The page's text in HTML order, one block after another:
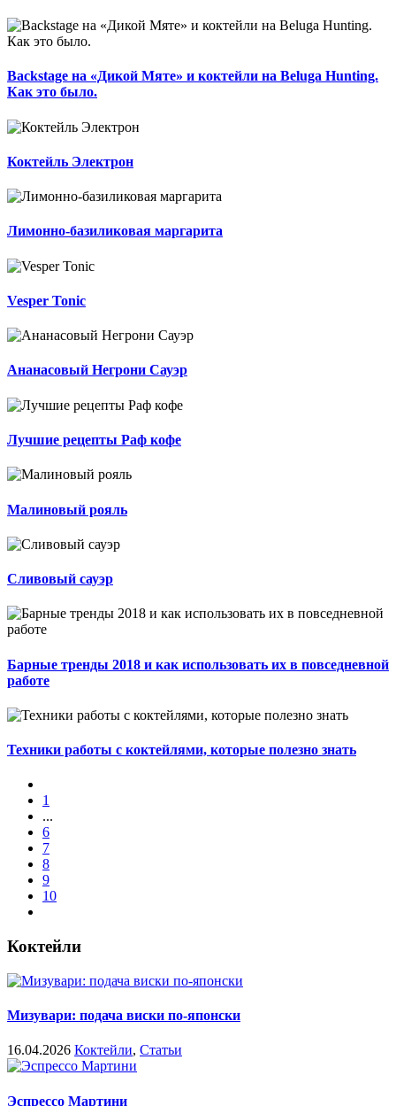
Backstage на «Дикой Мяте» и коктейли на Beluga Hunting.
Как это было.
Коктейль Электрон
Лимонно-базиликовая маргарита
Vesper Tonic
Ананасовый Негрони Сауэр
Лучшие рецепты Раф кофе
Малиновый рояль
Сливовый сауэр
Барные тренды 2018 и как использовать их в повседневной
работе
Техники работы с коктейлями, которые полезно знать
1
...
6
7
8
9
10
Коктейли
Мизувари: подача виски по-японски
16.04.2026 Коктейли, Статьи
Эспрессо Мартини